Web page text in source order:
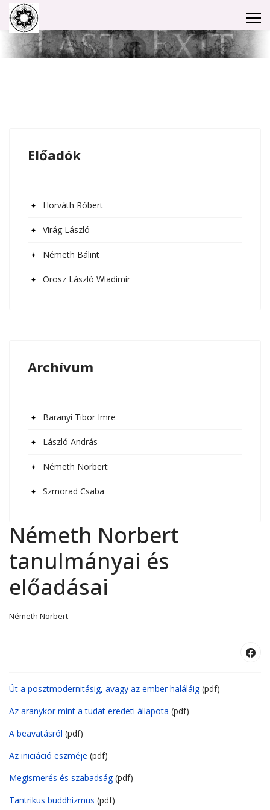
Előadók
Horváth Róbert
Virág László
Németh Bálint
Orosz László Wladimir
Archívum
Baranyi Tibor Imre
László András
Németh Norbert
Szmorad Csaba
Németh Norbert
tanulmányai és
előadásai
Németh Norbert
Út a posztmodernitásig, avagy az ember haláláig(pdf)
Az aranykor mint a tudat eredeti állapota (pdf)
A beavatásról (pdf)
Az iniciáció eszméje (pdf)
Megismerés és szabadság(pdf)
Tantrikus buddhizmus (pdf)